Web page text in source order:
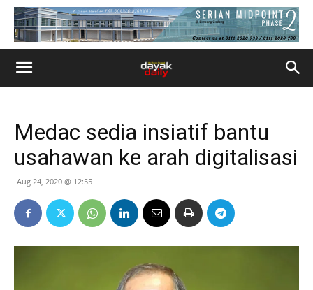
Medac sedia insiatif bantu
usahawan ke arah digitalisasi
Aug 24, 2020 @ 12:55